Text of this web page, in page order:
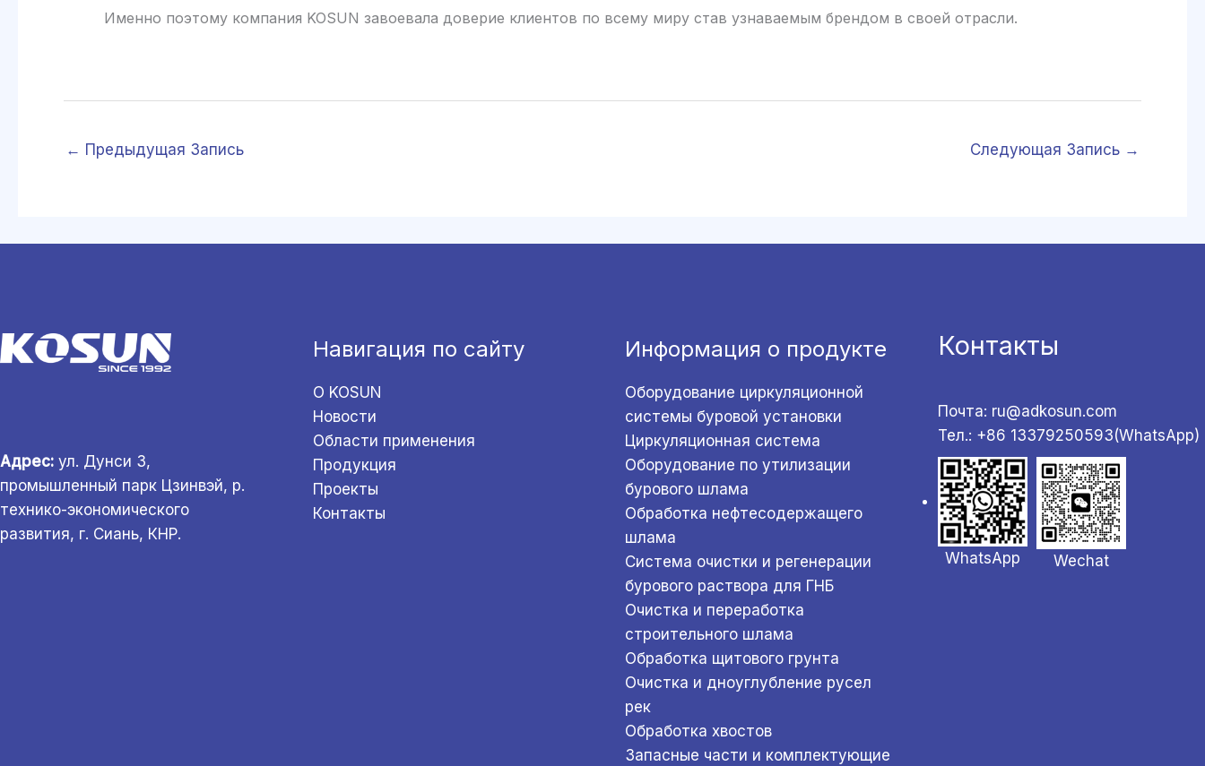
Именно поэтому компания KOSUN завоевала доверие клиентов по всему миру став узнаваемым брендом в своей отрасли.
← Предыдущая Запись Следующая Запись →
Адрес: ул. Дунси 3,
промышленный парк Цзинвэй, р.
технико-экономического
развития, г. Сиань, КНР.
Навигация по сайту
О KOSUN
Новости
Области применения
Продукция
Проекты
Контакты
Информация о продукте
Оборудование циркуляционной
системы буровой установки
Циркуляционная система
Оборудование по утилизации
бурового шлама
Обработка нефтесодержащего
шлама
Система очистки и регенерации
бурового раствора для ГНБ
Очистка и переработка
строительного шлама
Обработка щитового грунта
Очистка и дноуглубление русел
рек
Обработка хвостов
Запасные части и комплектующие
Контакты
Почта: ru@adkosun.com
Тел.: +86 13379250593(WhatsApp)
WhatsApp Wechat